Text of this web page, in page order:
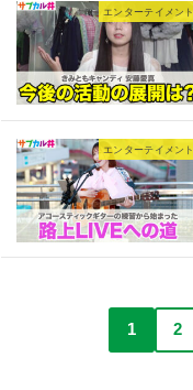
エンターテイメント
エンターテイメント
1 2